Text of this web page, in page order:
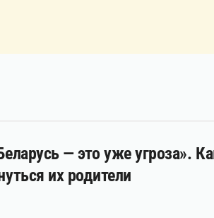
— это уже угроза».
их родители